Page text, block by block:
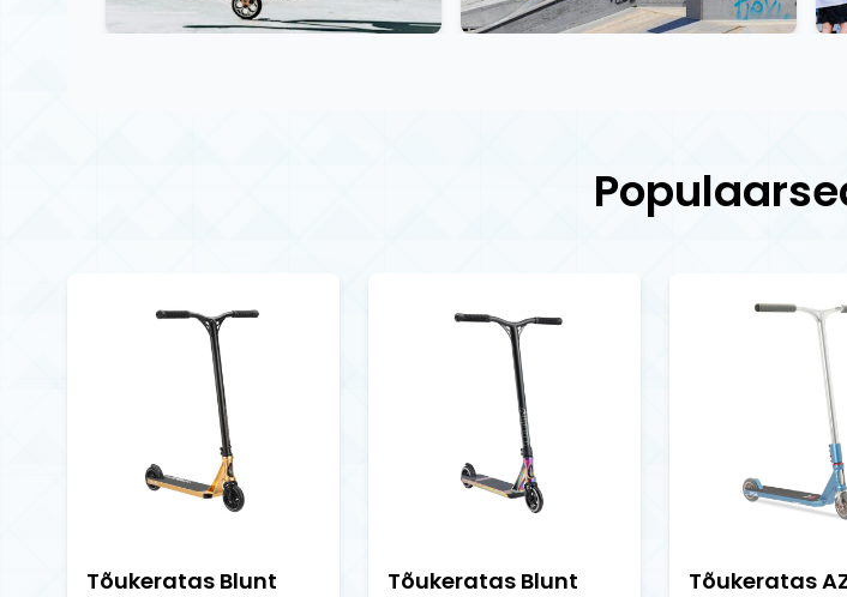
Tõukeratas Blunt Tõukeratas Blunt Tõukeratas